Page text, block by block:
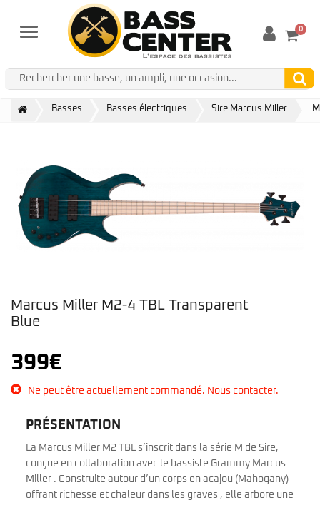
Menu 0
Basses Basses électriques Sire Marcus Miller
Marcus Miller M2-4 TBL Transparent
Blue
399€
Ne peut être actuellement commandé. Nous contacter.
PRÉSENTATION
La Marcus Miller M2 TBL s’inscrit dans la série M de Sire,
conçue en collaboration avec le bassiste Grammy Marcus
Miller . Construite autour d’un corps en acajou (Mahogany)
offrant richesse et chaleur dans les graves , elle arbore une